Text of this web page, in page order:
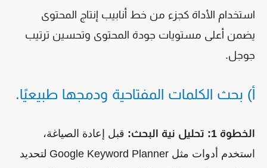
استخدام الأداة كجزء من خط أنابيب إنتاج المحتوى
يضمن أعلى مستويات جودة المحتوى وتحسين ترتيب
جوجل.
أ) بحث الكلمات المفتاحية ودمجها طبيعيًا.
الخطوة 1: تحليل نية البحث:
قبل إعادة الصياغة،
استخدم أدوات مثل Google Keyword Planner لتحديد